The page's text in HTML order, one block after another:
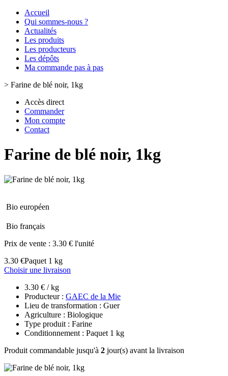
Accueil
Qui sommes-nous ?
Actualités
Les produits
Les producteurs
Les dépôts
Ma commande pas à pas
> Farine de blé noir, 1kg
Accès direct
Commander
Mon compte
Contact
Farine de blé noir, 1kg
Bio européen
Bio français
Prix de vente : 3.30 € l'unité
3.30 €Paquet 1 kg
Choisir une livraison
3.30 € / kg
Producteur : GAEC de la Mie
Lieu de transformation : Guer
Agriculture : Biologique
Type produit : Farine
Conditionnement : Paquet 1 kg
Produit commandable jusqu'à 2 jour(s) avant la livraison